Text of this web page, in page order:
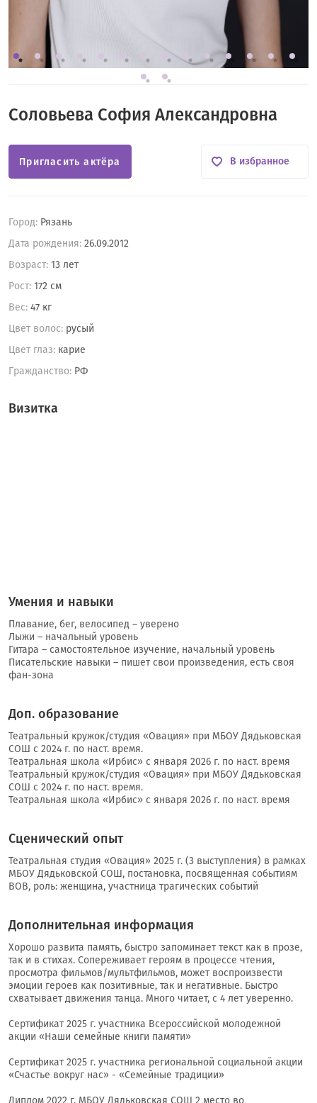
Соловьева София Александровна
Город: Рязань
Дата рождения: 26.09.2012
Возраст: 13 лет
Рост: 172 см
Вес: 47 кг
Цвет волос: русый
Цвет глаз: карие
Гражданство: РФ
Пригласить актёра В избранное
Визитка
Умения и навыки
Плавание, бег, велосипед – уверено
Лыжи – начальный уровень
Гитара – самостоятельное изучение, начальный уровень
Писательские навыки – пишет свои произведения, есть своя
фан-зона
Доп. образование
Театральный кружок/студия «Овация» при МБОУ Дядьковская
СОШ с 2024 г. по наст. время.
Театральная школа «Ирбис» с января 2026 г. по наст. время
Театральный кружок/студия «Овация» при МБОУ Дядьковская
СОШ с 2024 г. по наст. время.
Театральная школа «Ирбис» с января 2026 г. по наст. время
Сценический опыт
Театральная студия «Овация» 2025 г. (3 выступления) в рамках
МБОУ Дядьковской СОШ, постановка, посвященная событиям
ВОВ, роль: женщина, участница трагических событий
Дополнительная информация
Хорошо развита память, быстро запоминает текст как в прозе,
так и в стихах. Сопереживает героям в процессе чтения,
просмотра фильмов/мультфильмов, может воспроизвести
эмоции героев как позитивные, так и негативные. Быстро
схватывает движения танца. Много читает, с 4 лет уверенно.
Сертификат 2025 г. участника Всероссийской молодежной
акции «Наши семейные книги памяти»
Сертификат 2025 г. участника региональной социальной акции
«Счастье вокруг нас» - «Семейные традиции»